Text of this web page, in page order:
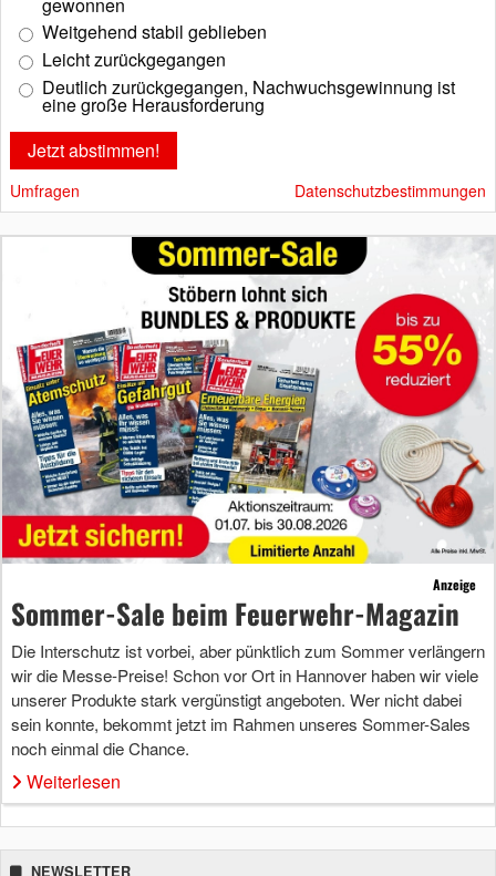
Weitgehend stabil geblieben
Leicht zurückgegangen
Deutlich zurückgegangen, Nachwuchsgewinnung ist
eine große Herausforderung
Umfragen Datenschutzbestimmungen
Anzeige
Sommer-Sale beim Feuerwehr-Magazin
Die Interschutz ist vorbei, aber pünktlich zum Sommer verlängern
wir die Messe-Preise! Schon vor Ort in Hannover haben wir viele
unserer Produkte stark vergünstigt angeboten. Wer nicht dabei
sein konnte, bekommt jetzt im Rahmen unseres Sommer-Sales
noch einmal die Chance.
Weiterlesen
NEWSLETTER